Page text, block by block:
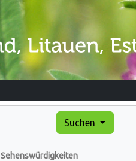
Suchen
Sehenswürdigkeiten